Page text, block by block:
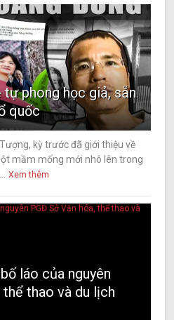
tự phong học giả, sẵn
quốc
kỳ trước đã giới thiệu về
mầm mống mới nhô lên trong
Xem thêm
láo của nguyên
thể thao và du lịch